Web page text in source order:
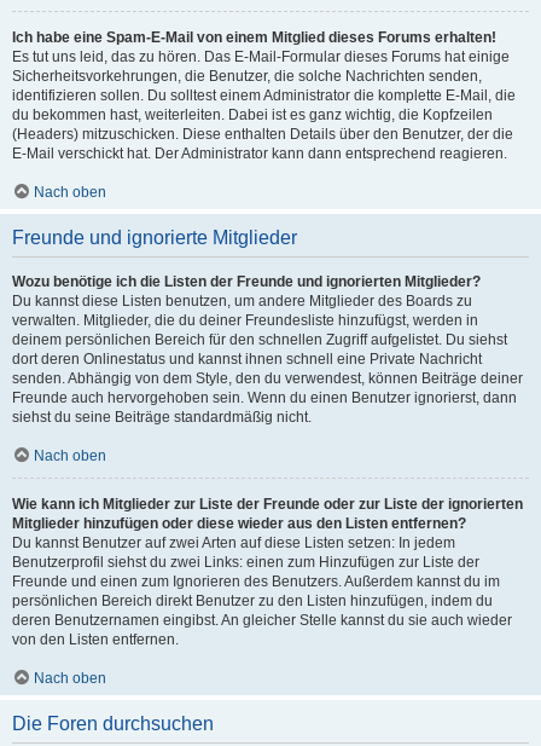
Ich habe eine Spam-E-Mail von einem Mitglied dieses Forums erhalten!
Es tut uns leid, das zu hören. Das E-Mail-Formular dieses Forums hat einige
Sicherheitsvorkehrungen, die Benutzer, die solche Nachrichten senden,
identifizieren sollen. Du solltest einem Administrator die komplette E-Mail, die
du bekommen hast, weiterleiten. Dabei ist es ganz wichtig, die Kopfzeilen
(Headers) mitzuschicken. Diese enthalten Details über den Benutzer, der die
E-Mail verschickt hat. Der Administrator kann dann entsprechend reagieren.
Nach oben
Freunde und ignorierte Mitglieder
Wozu benötige ich die Listen der Freunde und ignorierten Mitglieder?
Du kannst diese Listen benutzen, um andere Mitglieder des Boards zu
verwalten. Mitglieder, die du deiner Freundesliste hinzufügst, werden in
deinem persönlichen Bereich für den schnellen Zugriff aufgelistet. Du siehst
dort deren Onlinestatus und kannst ihnen schnell eine Private Nachricht
senden. Abhängig von dem Style, den du verwendest, können Beiträge deiner
Freunde auch hervorgehoben sein. Wenn du einen Benutzer ignorierst, dann
siehst du seine Beiträge standardmäßig nicht.
Nach oben
Wie kann ich Mitglieder zur Liste der Freunde oder zur Liste der ignorierten
Mitglieder hinzufügen oder diese wieder aus den Listen entfernen?
Du kannst Benutzer auf zwei Arten auf diese Listen setzen: In jedem
Benutzerprofil siehst du zwei Links: einen zum Hinzufügen zur Liste der
Freunde und einen zum Ignorieren des Benutzers. Außerdem kannst du im
persönlichen Bereich direkt Benutzer zu den Listen hinzufügen, indem du
deren Benutzernamen eingibst. An gleicher Stelle kannst du sie auch wieder
von den Listen entfernen.
Nach oben
Die Foren durchsuchen